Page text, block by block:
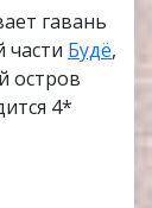
гавань
части Будё,
остров
4*